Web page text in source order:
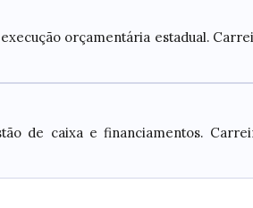
orçamentária estadual.
de caixa e financiamentos.